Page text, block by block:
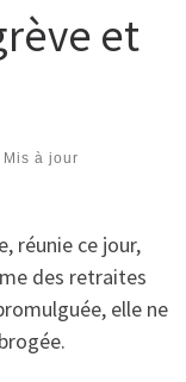
et
Mis à jour
réunie ce jour,
des retraites
elle ne